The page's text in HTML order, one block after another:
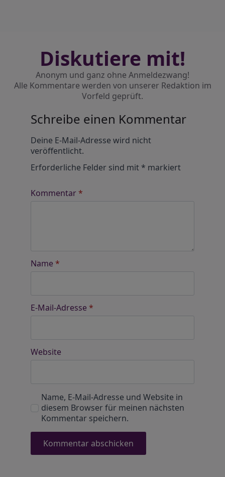
Diskutiere mit!
Anonym und ganz ohne Anmeldezwang!
Alle Kommentare werden von unserer Redaktion im
Vorfeld geprüft.
Schreibe einen Kommentar
Deine E-Mail-Adresse wird nicht
veröffentlicht.
Erforderliche Felder sind mit* markiert
Kommentar*
Name *
E-Mail-Adresse *
Website
Name, E-Mail-Adresse und Website in
diesem Browser für meinen nächsten
Kommentar speichern.